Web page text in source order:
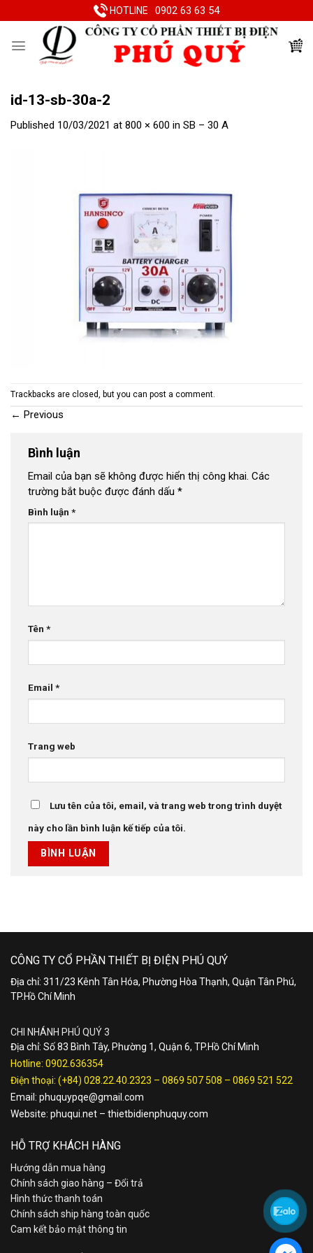
to
HOTLINE 0902 63 63 54
id-13-sb-30a-2
Published 10/03/2021 at 800 × 600 in SB – 30 A
Trackbacks are closed, but you can post a comment.
← Previous
Bình luận
Email của bạn sẽ không được hiển thị công khai. Các
trường bắt buộc được đánh dấu *
Bình luận *
Tên *
Email *
Trang web
Lưu tên của tôi, email, và trang web trong trình duyệt
này cho lần bình luận kế tiếp của tôi.
CÔNG TY CỔ PHẦN THIẾT BỊ ĐIỆN PHÚ QUÝ
Địa chỉ: 311/23 Kênh Tân Hóa, Phường Hòa Thạnh, Quận Tân Phú,
TP.Hồ Chí Minh
CHI NHÁNH PHÚ QUÝ 3
Địa chỉ: Số 83 Bình Tây, Phường 1, Quận 6, TP.Hồ Chí Minh
Hotline: 0902.636354
Điện thoại: (+84) 028.22.40.2323 – 0869 507 508 – 0869 521 522
Email: phuquypqe@gmail.com
Website: phuqui.net – thietbidienphuquy.com
HỖ TRỢ KHÁCH HÀNG
Hướng dẫn mua hàng
Chính sách giao hàng – Đổi trả
Hình thức thanh toán
Chính sách ship hàng toàn quốc
Cam kết bảo mật thông tin